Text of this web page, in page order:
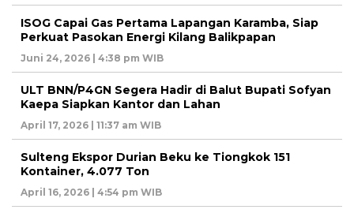
ISOG Capai Gas Pertama Lapangan Karamba, Siap
Perkuat Pasokan Energi Kilang Balikpapan
Juni 24, 2026 | 4:38 pm WIB
ULT BNN/P4GN Segera Hadir di Balut Bupati Sofyan
Kaepa Siapkan Kantor dan Lahan
April 17, 2026 | 11:37 am WIB
Sulteng Ekspor Durian Beku ke Tiongkok 151
Kontainer, 4.077 Ton
April 16, 2026 | 4:54 pm WIB